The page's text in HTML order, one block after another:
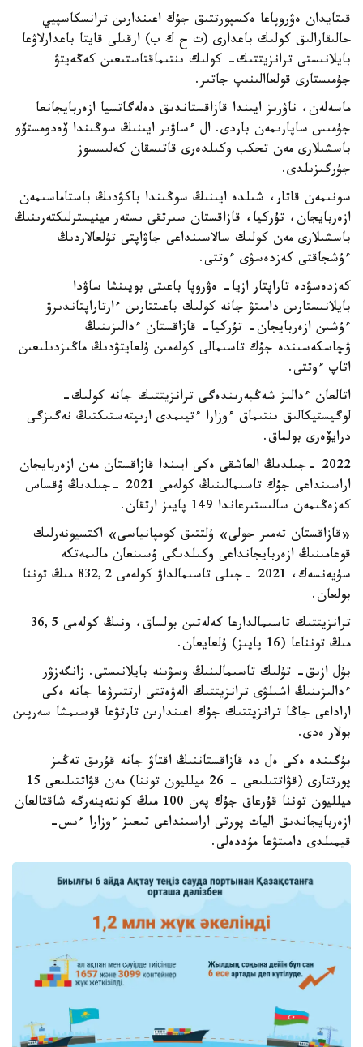
قىتايدان ەۋروپاعا ەكسپورتتىق جۇك اعىندارىن ترانسكاسپيي
حالىقارالىق كولىك باعدارى (ت ح ك ب) ارقىلى قايتا باعدارلاۋعا
بايلانىستى ترانزيتتىك- كولىك ىنتىماقتاستىعىن كەڭەيتۋ
جۇمىستارى قولعاالىنىپ جاتىر.
ماسەلەن، ناۋرىز ايىندا قازاقستاندىق دەلەگاتسيا ازەربايجانعا
جۇمىس ساپارىمەن باردى. ال ءساۋىر ايىنىڭ سوڭىندا ۆەدومستۆو
باسشىلارى مەن تحكب وكىلدەرى قاتىسقان كەلىسسوز
جۇرگىزىلدى.
سونىمەن قاتار، شىلدە ايىنىڭ سوڭىندا باكۋدىڭ باستاماسىمەن
ازەربايجان، تۇركيا، قازاقستان سىرتقى ىستەر مينيسترلىكتەرىنىڭ
باسشىلارى مەن كولىك سالاسىنداعى جاۋاپتى تۇلعالاردىڭ
ءۇشجاقتى كەزدەسۋى ءوتتى.
كەزدەسۋدە تاراپتار ازيا- ەۋروپا باعىتى بويىنشا ساۋدا
بايلانىستارىن دامىتۋ جانە كولىك باعىتتارىن ءارتاراپتاندىرۋ
ءۇشىن ازەربايجان- تۇركيا- قازاقستان ءدالىزىنىڭ
ۋچاسكەسىندە جۇك تاسىمالى كولەمىن ۇلعايتۋدىڭ ماڭىزدىلىعىن
اتاپ ءوتتى.
اتالعان ءدالىز شەڭبەرىندەگى ترانزيتتىك جانە كولىك-
لوگيستيكالىق ىنتىماق ءوزارا ءتيىمدى ارىپتەستىكتىڭ نەگىزگى
درايۆەرى بولماق.
2022 -جىلدىڭ العاشقى ەكى ايىندا قازاقستان مەن ازەربايجان
اراسىنداعى جۇك تاسىمالىنىڭ كولەمى 2021 -جىلدىڭ ۇقساس
كەزەڭىمەن سالىستىرعاندا 149 پايىز ارتقان.
«قازاقستان تەمىر جولى» ۇلتتىق كومپانياسى» اكتسيونەرلىك
قوعامىنىڭ ازەربايجانداعى وكىلدىگى ۇسىنعان مالىمەتكە
سۇيەنسەك، 2021 -جىلى تاسىمالداۋ كولەمى 832,2 مىڭ توننا
بولعان.
ترانزيتتىك تاسىمالدارعا كەلەتىن بولساق، ونىڭ كولەمى 36,5
مىڭ تونناعا (16 پايىز) ۇلعايعان.
بۇل ازىق- تۇلىك تاسىمالىنىڭ وسۋىنە بايلانىستى. زانگەزۋر
ءدالىزىنىڭ اشىلۋى ترانزيتتىك الەۋەتتى ارتتىرۋعا جانە ەكى
اراداعى جاڭا ترانزيتتىك جۇك اعىندارىن تارتۋعا قوسىمشا سەرپىن
بولار ەدى.
بۇگىندە ەكى ەل دە قازاقستاننىڭ اقتاۋ جانە قۇرىق تەڭىز
پورتتارى (قۋاتتىلىعى - 26 ميلليون توننا) مەن قۋاتتىلىعى 15
ميلليون توننا قۇرعاق جۇك پەن 100 مىڭ كونتەينەرگە شاقتالعان
ازەربايجاندىق اليات پورتى اراسىنداعى تىعىز ءوزارا ءىس-
قيمىلدى دامىتۋعا مۇددەلى.